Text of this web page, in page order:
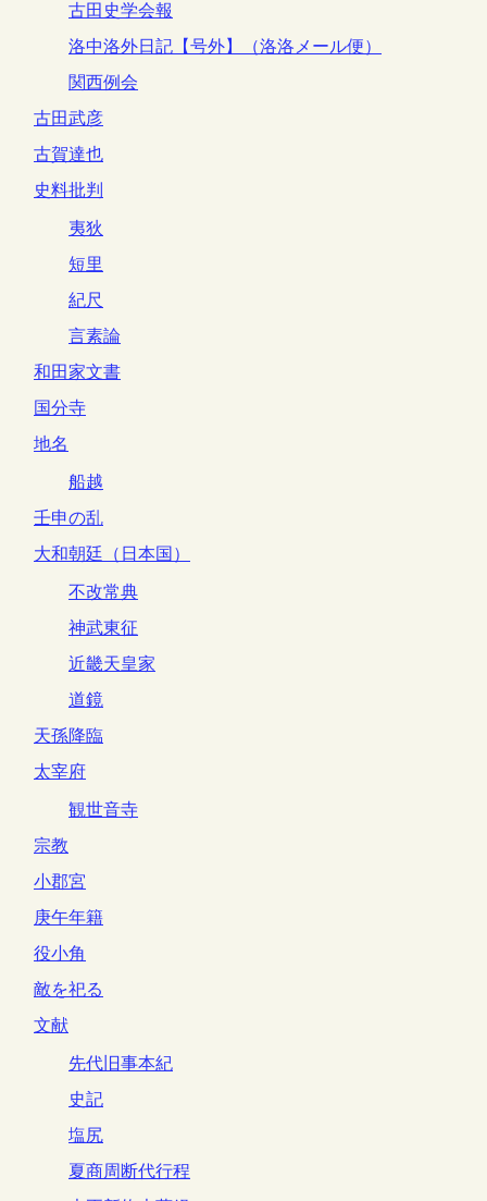
古田史学会報
洛中洛外日記【号外】（洛洛メール便）
関西例会
古田武彦
古賀達也
史料批判
夷狄
短里
紀尺
言素論
和田家文書
国分寺
地名
船越
壬申の乱
大和朝廷（日本国）
不改常典
神武東征
近畿天皇家
道鏡
天孫降臨
太宰府
観世音寺
宗教
小郡宮
庚午年籍
役小角
敵を祀る
文献
先代旧事本紀
史記
塩尻
夏商周断代行程